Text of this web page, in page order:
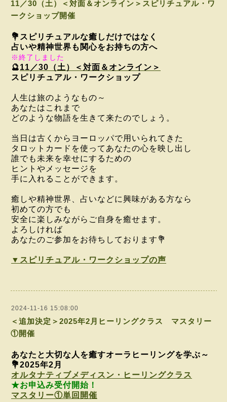
11／30（土）＜対面＆オンライン＞スピリチュアル・ワ
ークショップ開催
💐スピリチュアルな癒しだけではなく
占いや精神世界も関心をお持ちの方へ
※終了しました
🔮11／30（土）＜対面＆オンライン＞
スピリチュアル・ワークショップ
人生は旅のようなもの～
あなたはこれまで
どのような物語を生きて来たのでしょう。
当日は古くからヨーロッパで用いられてきた
タロットカードを使ってあなたの心を映し出し
誰でも未来を幸せにするための
ヒントやメッセージを
手に入れることができます。
癒しや精神世界、占いなどに興味がある方なら
初めての方でも
安全に楽しみながら ご自身を癒せます。
よろしければ
あなたのご参加をお待ちしております💐
▼スピリチュアル・ワークショップの声
2024-11-16 15:08:00
＜追加決定＞2025年2月ヒーリングクラス マスタリー
①開催
あなたと大切な人を癒すオーラヒーリングを学ぶ～
💐2025年2月
オルタナティブメディスン・ヒーリングクラス
★お申込み受付開始！
マスタリー①単回開催